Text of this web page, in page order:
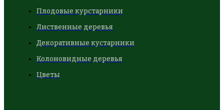
Плодовые курстарники
Лиственные деревья
Декоративные кустарники
Колоновидные деревья
Цветы